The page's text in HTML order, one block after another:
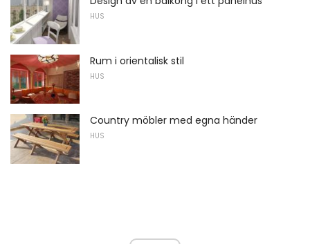
HUS
Rum i orientalisk stil
HUS
Country möbler med egna händer
HUS